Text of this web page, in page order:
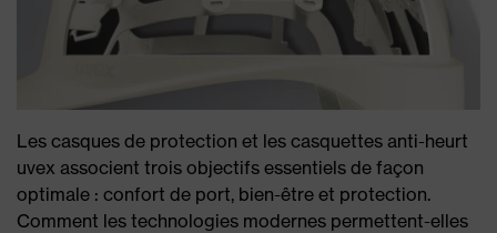
Les casques de protection et les casquettes anti-heurt
uvex associent trois objectifs essentiels de façon
optimale : confort de port, bien-être et protection.
Comment les technologies modernes permettent-elles